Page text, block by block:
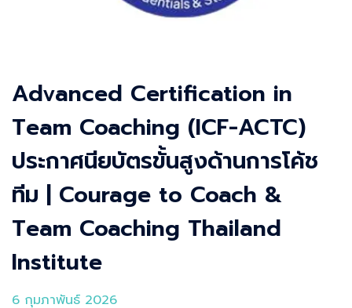
Advanced Certification in
Team Coaching (ICF-ACTC)
ประกาศนียบัตรขั้นสูงด้านการโค้ช
ทีม | Courage to Coach &
Team Coaching Thailand
Institute
6 กุมภาพันธ์ 2026